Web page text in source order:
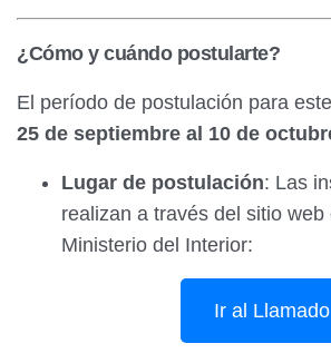
¿Cómo y cuándo postularte?
El período de postulación para este
25 de septiembre al 10 de
Lugar de postulación: Las
realizan a través del sitio web
Ministerio del Interior:
Ir al Llamado